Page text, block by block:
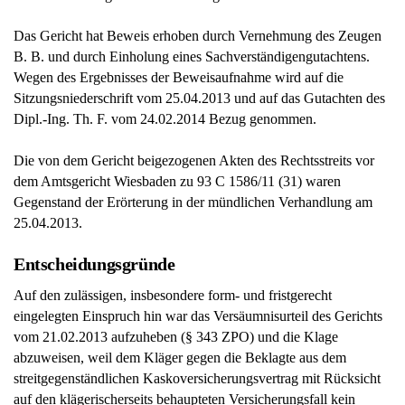
Das Gericht hat Beweis erhoben durch Vernehmung des Zeugen
B. B. und durch Einholung eines Sachverständigengutachtens.
Wegen des Ergebnisses der Beweisaufnahme wird auf die
Sitzungsniederschrift vom 25.04.2013 und auf das Gutachten des
Dipl.-Ing. Th. F. vom 24.02.2014 Bezug genommen.
Die von dem Gericht beigezogenen Akten des Rechtsstreits vor
dem Amtsgericht Wiesbaden zu 93 C 1586/11 (31) waren
Gegenstand der Erörterung in der mündlichen Verhandlung am
25.04.2013.
Entscheidungsgründe
Auf den zulässigen, insbesondere form- und fristgerecht
eingelegten Einspruch hin war das Versäumnisurteil des Gerichts
vom 21.02.2013 aufzuheben (§ 343 ZPO) und die Klage
abzuweisen, weil dem Kläger gegen die Beklagte aus dem
streitgegenständlichen Kaskoversicherungsvertrag mit Rücksicht
auf den klägerischerseits behaupteten Versicherungsfall kein